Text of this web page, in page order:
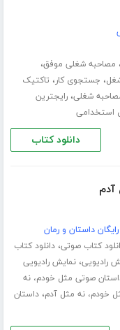
، مصاحبه شغلی موفق،
، جستجوی کار، تاکتیک
شغلی،رایجترین
استخدامی
دانلود کتاب
آدم
داستان و رمان
کتاب صوتی،دانلود کتاب
رادیویی،نمایش رادیویی
صوتی مثل خودم، نه
خودم، نه مثل آدم،داستان